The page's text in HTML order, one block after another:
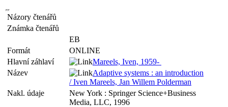
Názory čtenářů
Známka čtenářů
EB
Formát
ONLINE
Hlavní záhlaví
Mareels, Iven, 1959-
Název
Adaptive systems : an introduction
/ Iven Mareels, Jan Willem Polderman
Nakl. údaje
New York : Springer Science+Business
Media, LLC, 1996